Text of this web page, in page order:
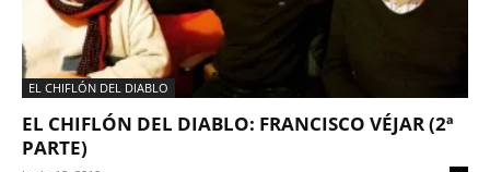
EL CHIFLÓN DEL DIABLO
EL CHIFLÓN DEL DIABLO: FRANCISCO VÉJAR (2ª
PARTE)